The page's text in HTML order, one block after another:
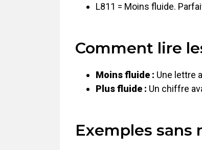
L811 = Moins fluide.
Comment lire
Moins fluide : Une lettre
Plus fluide : Un chiffre
Exemples